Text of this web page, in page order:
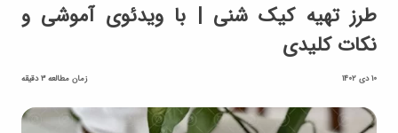
طرز تهیه کیک شنی | با ویدئوی آموشی و
نکات کلیدی
10 دی 1402 زمان مطالعه 3 دقیقه